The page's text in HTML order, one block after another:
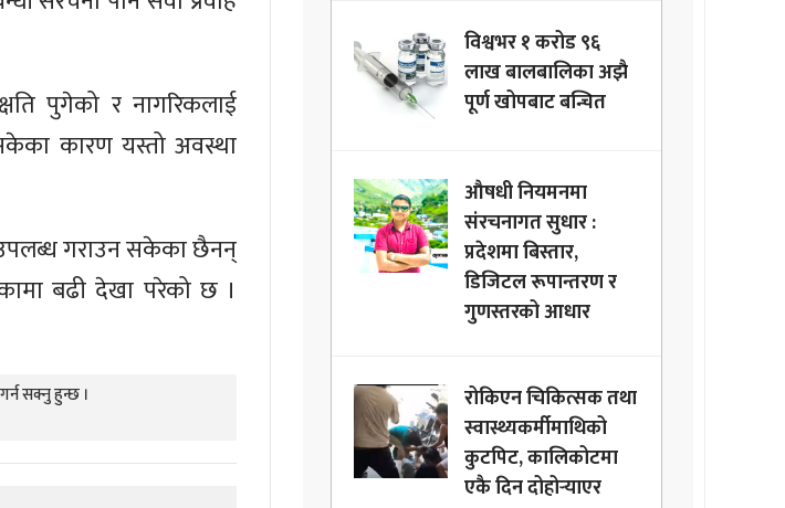
पुगेको र नागरिकलाई
कारण यस्तो अवस्था
उपलब्ध गराउन सकेका छैनन्
बढी देखा परेको छ ।
सक्नु हुन्छ ।
विश्वभर १ करोड ९६
लाख बालबालिका अझै
पूर्ण खोपबाट बन्चित
औषधी नियमनमा
संरचनागत सुधार :
प्रदेशमा बिस्तार,
डिजिटल रूपान्तरण र
गुणस्तरको आधार
रोकिएन चिकित्सक तथा
स्वास्थ्यकर्मीमाथिको
कुटपिट, कालिकोटमा
एकै दिन दोहोर्‍याएर